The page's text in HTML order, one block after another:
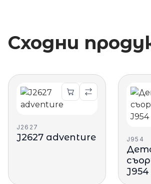
Сходни
J2627
J2627 adventure J954
J954